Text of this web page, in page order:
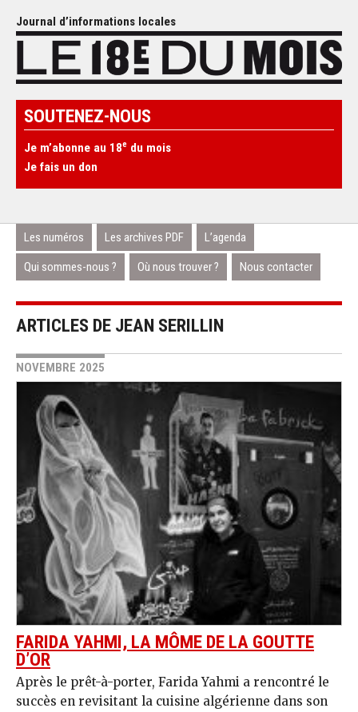
Journal d’informations locales
SOUTENEZ-NOUS
Je m’abonne au 18e du mois
Je fais un don
Les numéros Les archives PDF L’agenda
Qui sommes-nous ? Où nous trouver ? Nous contacter
ARTICLES DE JEAN SERILLIN
NOVEMBRE 2025
FARIDA YAHMI, LA MÔME DE LA GOUTTE
D’OR
Après le prêt-à-porter, Farida Yahmi a rencontré le
succès en revisitant la cuisine algérienne dans son